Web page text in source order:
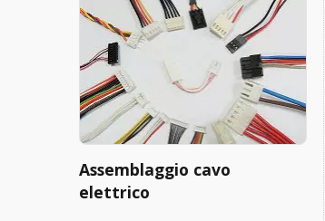
Assemblaggio cavo
elettrico